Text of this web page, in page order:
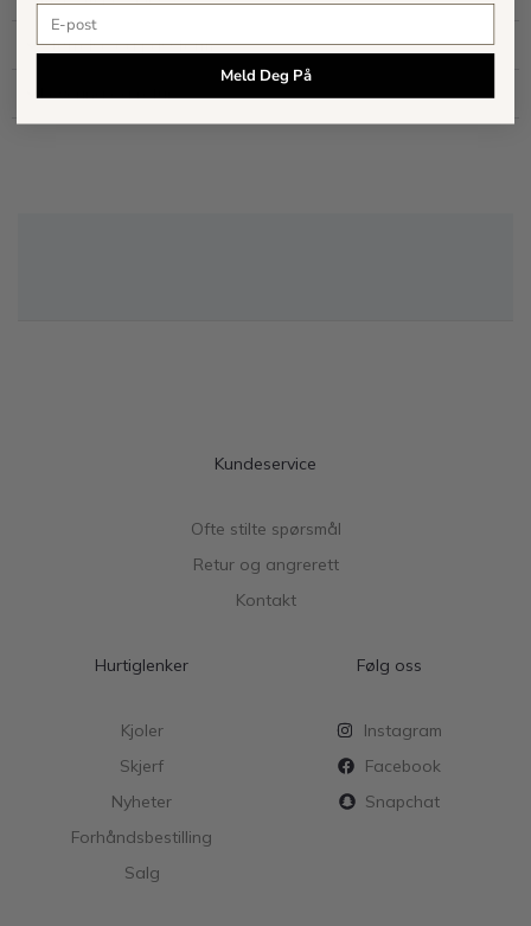
Størrelse og passform
Levering og retur
Kundeservice
Ofte stilte spørsmål
Retur og angrerett
Kontakt
Hurtiglenker
Kjoler
Skjerf
Nyheter
Forhåndsbestilling
Salg
Følg oss
Instagram
Facebook
Snapchat
E-postadresse
Meld Deg På